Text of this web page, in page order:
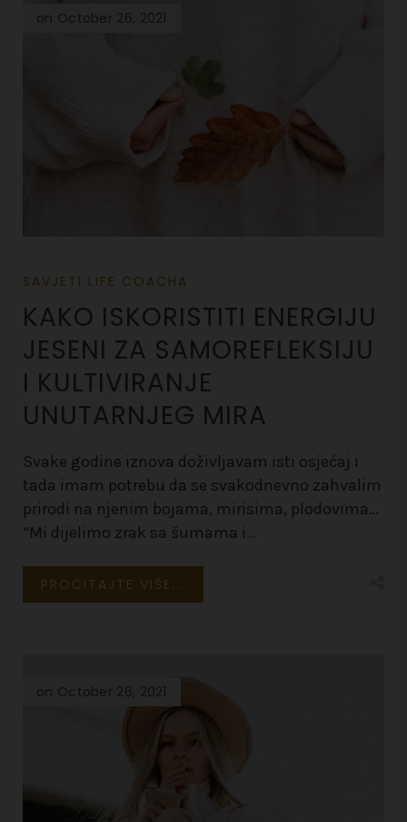
on October 26, 2021
SAVJETI LIFE COACHA
KAKO ISKORISTITI ENERGIJU
JESENI ZA SAMOREFLEKSIJU
I KULTIVIRANJE
UNUTARNJEG MIRA
Svake godine iznova doživljavam isti osjećaj i
tada imam potrebu da se svakodnevno zahvalim
prirodi na njenim bojama, mirisima, plodovima…
“Mi dijelimo zrak sa šumama i…
PROČITAJTE VIŠE...
on October 26, 2021